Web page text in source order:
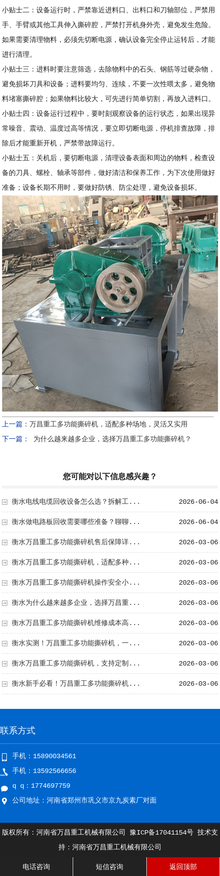
小贴士二：设备运行时，严禁靠近进料口、出料口和刀轴部位，严禁用
手、手臂或其他工具伸入撕碎腔，严禁打开机身外壳，避免发生危险。
如果需要清理物料，必须先切断电源，确认设备完全停止运转后，才能
进行清理。
小贴士三：进料时要注意筛选，去除物料中的石头、钢筋等过硬杂物，
避免损坏刀具和设备；进料要均匀、连续，不要一次性喂太多，避免物
料堵塞撕碎腔；如果物料比较大，可先进行简单切割，再放入进料口。
小贴士四：设备运行过程中，要时刻观察设备的运行状态，如果出现异
常噪音、震动、温度过高等情况，要立即切断电源，停机排查故障，排
除后才能重新开机，严禁带故障运行。
小贴士五：关机后，要切断电源，清理设备表面和周边的物料，检查设
备的刀具、螺栓、轴承等部件，做好清洁和保养工作，为下次使用做好
准备；设备长期不用时，要做好防锈、防尘处理，避免设备损坏。
上一篇：万昌重工多功能撕碎机，适配多种场地，灵活又实用
下一篇：
为什么越来越多企业，选择万昌重工多功能撕碎机？
您可能对以下信息感兴趣？
2026-06-04
衡水电线电缆回收设备怎么选？拆解工...
2026-06-04
衡水做电路板回收需要哪些准备？聊聊...
2026-03-06
衡水万昌重工多功能撕碎机售后保障详...
2026-03-06
衡水万昌重工多功能撕碎机，适配多种...
2026-03-06
衡水万昌重工多功能撕碎机操作安全小...
2026-03-06
衡水为什么越来越多企业，选择万昌重...
2026-03-06
衡水万昌重工多功能撕碎机维修成本高...
2026-03-06
衡水实测！万昌重工多功能撕碎机，一...
2026-03-06
衡水万昌重工多功能撕碎机，支持定制...
2026-03-06
衡水新手必看！万昌重工多功能撕碎机...
联系方式
手机：15890034561
手机：13592566656
q q：1774697759
公司地址：河南省郑州市巩义市京九炭素厂对面
版权所有：河南省万昌重工机械有限公司 豫ICP备17041154号 技术支
持：河南省万昌重工机械有限公司
电话咨询 短信咨询 返回顶部